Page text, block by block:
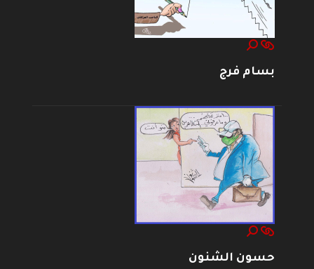
بسام فرج
حسون الشنون